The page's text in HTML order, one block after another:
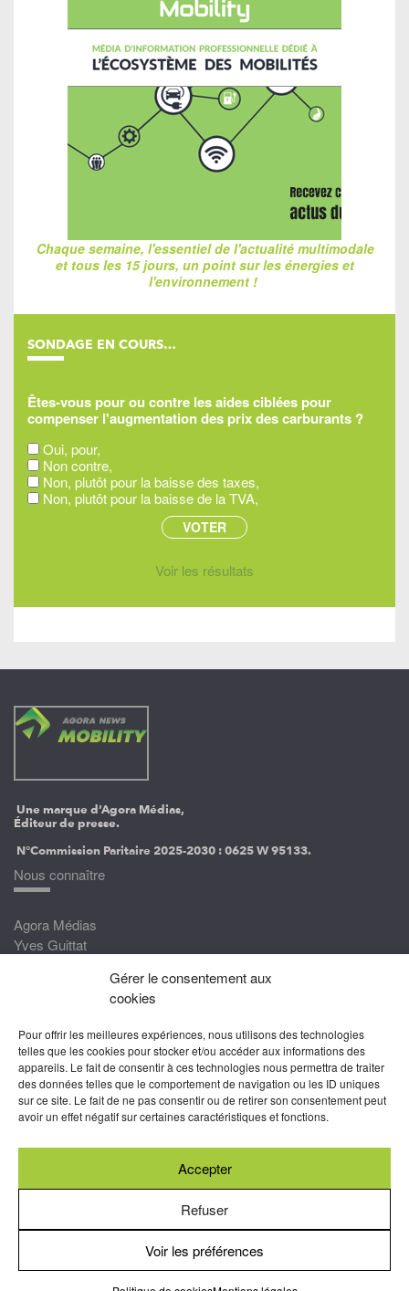
Gérer le consentement aux
cookies
Pour offrir les meilleures expériences, nous utilisons des technologies
telles que les cookies pour stocker et/ou accéder aux informations des
appareils. Le fait de consentir à ces technologies nous permettra de traiter
des données telles que le comportement de navigation ou les ID uniques
sur ce site. Le fait de ne pas consentir ou de retirer son consentement peut
avoir un effet négatif sur certaines caractéristiques et fonctions.
Accepter
Refuser
Voir les préférences
Chaque semaine, l'essentiel de l'actualité multimodale
et tous les 15 jours, un point sur les énergies et
l'environnement !
SONDAGE EN COURS…
Êtes-vous pour ou contre les aides ciblées pour
compenser l'augmentation des prix des carburants ?
Oui, pour,
Non contre,
Non, plutôt pour la baisse des taxes,
Non, plutôt pour la baisse de la TVA,
Voir les résultats
Une marque d’Agora Médias,
Éditeur de presse.
N°Commission Paritaire 2025-2030 :0625 W 95133.
Nous connaître
Agora Médias
Yves Guittat
Devenez correspondant
Rejoignez nos experts
Devenez Partenaire
Nous suivre
Abonnez-vous à nos newsletters
Conditions générales d’utilisation
de cookies